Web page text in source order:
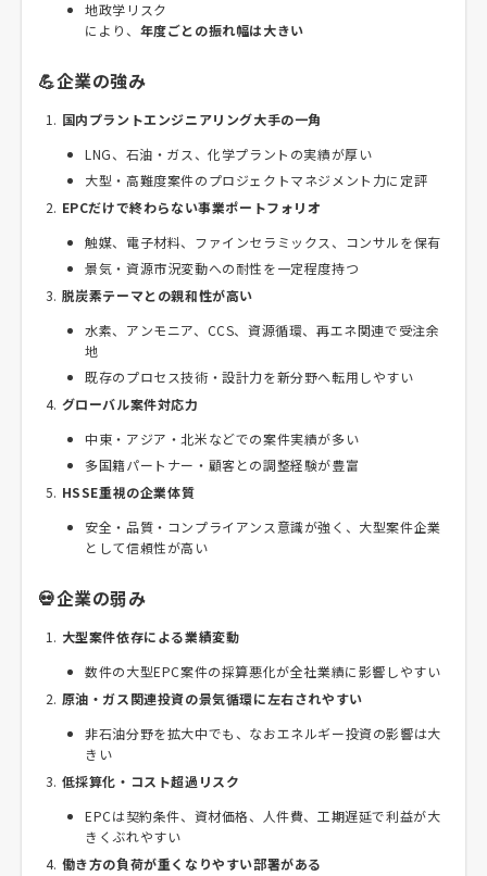
地政学リスク
により、 年度ごとの振れ幅は大きい
💪企業の強み
国内プラントエンジニアリング大手の一角
LNG、石油・ガス、化学プラントの実績が厚い
大型・高難度案件のプロジェクトマネジメント力に定評
EPCだけで終わらない事業ポートフォリオ
触媒、電子材料、ファインセラミックス、コンサルを保有
景気・資源市況変動への耐性を一定程度持つ
脱炭素テーマとの親和性が高い
水素、アンモニア、CCS、資源循環、再エネ関連で受注余
地
既存のプロセス技術・設計力を新分野へ転用しやすい
グローバル案件対応力
中東・アジア・北米などでの案件実績が多い
多国籍パートナー・顧客との調整経験が豊富
HSSE重視の企業体質
安全・品質・コンプライアンス意識が強く、大型案件企業
として信頼性が高い
💀企業の弱み
大型案件依存による業績変動
数件の大型EPC案件の採算悪化が全社業績に影響しやすい
原油・ガス関連投資の景気循環に左右されやすい
非石油分野を拡大中でも、なおエネルギー投資の影響は大
きい
低採算化・コスト超過リスク
EPCは契約条件、資材価格、人件費、工期遅延で利益が大
きくぶれやすい
働き方の負荷が重くなりやすい部署がある